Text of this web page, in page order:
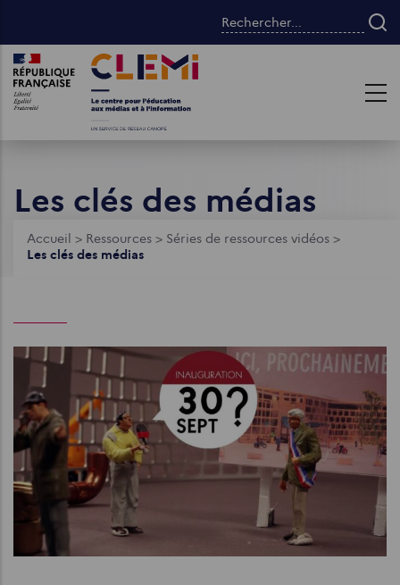
contenu
principal
Rechercher...
Images Images
Les clés des médias
Fil
Accueil > Ressources > Séries de ressources vidéos >
Les clés des médias